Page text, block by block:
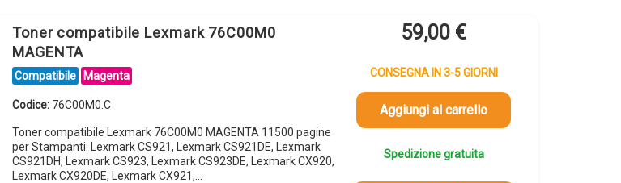
Toner compatibile Lexmark 76C00M0
MAGENTA
Compatibile Magenta
Codice: 76C00M0.C
Toner compatibile Lexmark 76C00M0 MAGENTA 11500 pagine
per Stampanti: Lexmark CS921, Lexmark CS921DE, Lexmark
CS921DH, Lexmark CS923, Lexmark CS923DE, Lexmark CX920,
Lexmark CX920DE, Lexmark CX921,…
59,00 €
CONSEGNA IN 3-5 GIORNI
Aggiungi al carrello
Spedizione gratuita